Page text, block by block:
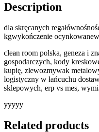
Description
dla skręcanych
kgwykończenie
clean room polska, geneza i
gospodarczych, kody
kupię, zlewozmywak
logistyczny w łańcuchu
sklepowych, erp vs mes,
yyyyy
Related products